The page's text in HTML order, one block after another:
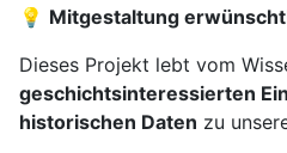
💡 Mitgestaltung
Dieses Projekt lebt vom
geschichtsinteressierten
historischen Daten zu